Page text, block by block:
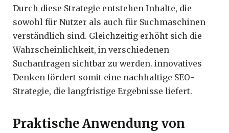
Durch diese Strategie entstehen Inhalte, die
sowohl für Nutzer als auch für Suchmaschinen
verständlich sind. Gleichzeitig erhöht sich die
Wahrscheinlichkeit, in verschiedenen
Suchanfragen sichtbar zu werden. innovatives
Denken fördert somit eine nachhaltige SEO-
Strategie, die langfristige Ergebnisse liefert.
Praktische Anwendung von